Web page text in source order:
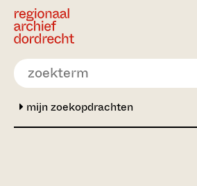
Ga direct naar de inhoud
mijn zoekopdrachten